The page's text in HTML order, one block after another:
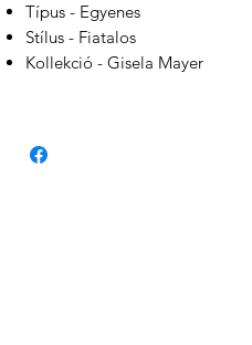
Típus - Egyenes
Stílus - Fiatalos
Kollekció - Gisela Mayer